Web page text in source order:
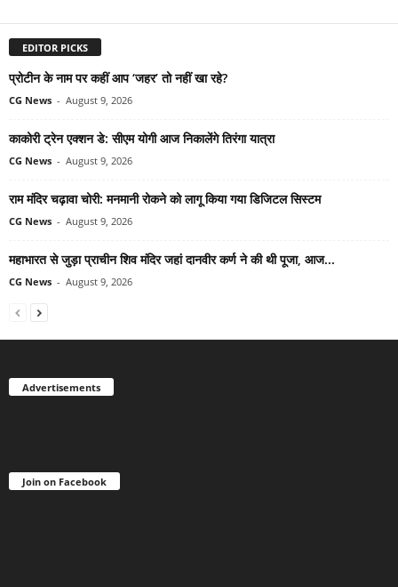
EDITOR PICKS
प्रोटीन के नाम पर कहीं आप ‘जहर’ तो नहीं खा रहे?
CG News - August 9, 2026
काकोरी ट्रेन एक्शन डे: सीएम योगी आज निकालेंगे तिरंगा यात्रा
CG News - August 9, 2026
राम मंदिर चढ़ावा चोरी: मनमानी रोकने को लागू किया गया डिजिटल सिस्टम
CG News - August 9, 2026
महाभारत से जुड़ा प्राचीन शिव मंदिर जहां दानवीर कर्ण ने की थी पूजा, आज...
CG News - August 9, 2026
Advertisements
Join on Facebook